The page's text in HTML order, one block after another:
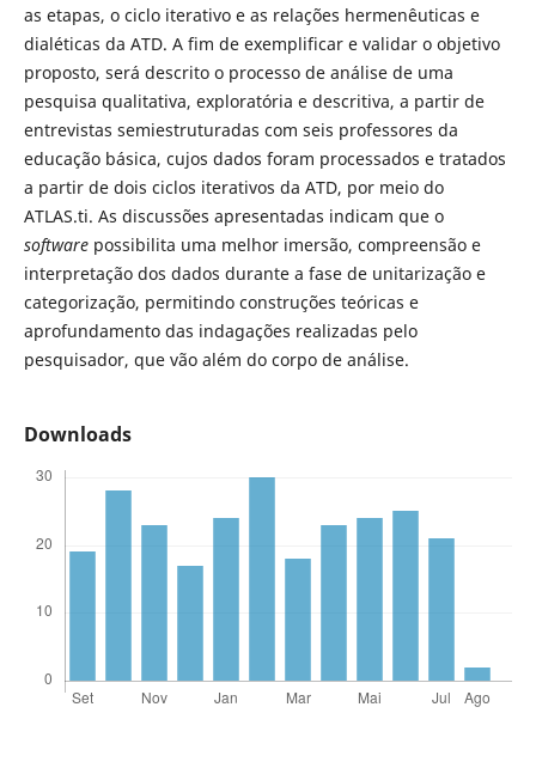
as etapas, o ciclo iterativo e as relações hermenêuticas e
dialéticas da ATD. A fim de exemplificar e validar o objetivo
proposto, será descrito o processo de análise de uma
pesquisa qualitativa, exploratória e descritiva, a partir de
entrevistas semiestruturadas com seis professores da
educação básica, cujos dados foram processados e tratados
a partir de dois ciclos iterativos da ATD, por meio do
ATLAS.ti. As discussões apresentadas indicam que o
software possibilita uma melhor imersão, compreensão e
interpretação dos dados durante a fase de unitarização e
categorização, permitindo construções teóricas e
aprofundamento das indagações realizadas pelo
pesquisador, que vão além do corpo de análise.
Downloads